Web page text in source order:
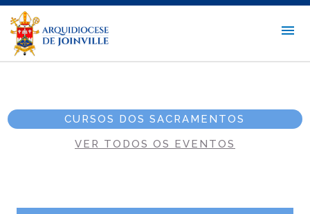
CURSOS DOS SACRAMENTOS
VER TODOS OS EVENTOS